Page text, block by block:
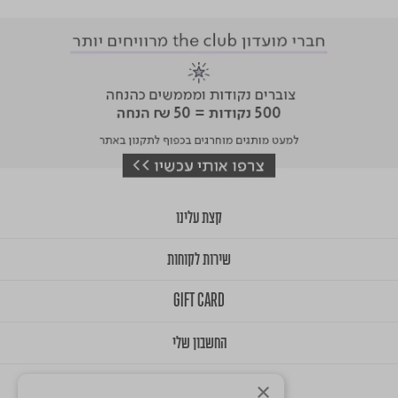
קצת עלינו
שירות לקוחות
GIFT CARD
החשבון שלי
×